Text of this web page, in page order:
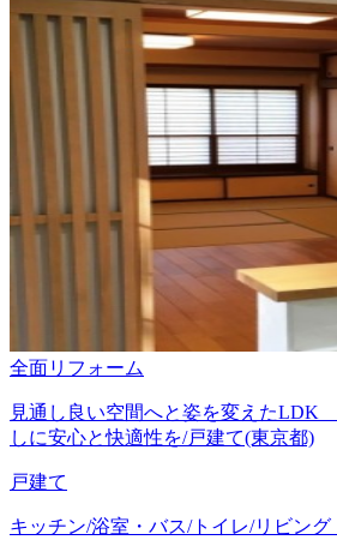
全面リフォーム
見通し良い空間へと姿を変えたLDK
しに安心と快適性を/戸建て(東京都)
戸建て
キッチン/浴室・バス/トイレ/リビン